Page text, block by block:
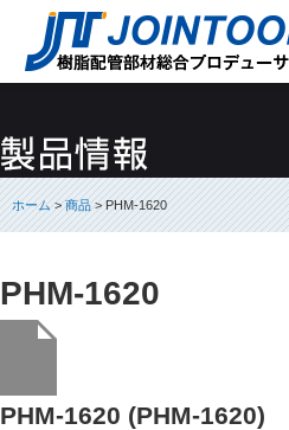
ホーム>商品> PHM-1620
PHM-1620
PHM-1620 (PHM-1620)